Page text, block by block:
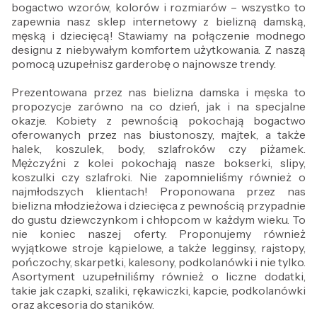
bogactwo wzorów, kolorów i rozmiarów – wszystko to
zapewnia nasz sklep internetowy z bielizną damską,
męską i dziecięcą! Stawiamy na połączenie modnego
designu z niebywałym komfortem użytkowania. Z naszą
pomocą uzupełnisz garderobę o najnowsze trendy.
Prezentowana przez nas bielizna damska i męska to
propozycje zarówno na co dzień, jak i na specjalne
okazje. Kobiety z pewnością pokochają bogactwo
oferowanych przez nas biustonoszy, majtek, a także
halek, koszulek, body, szlafroków czy piżamek.
Mężczyźni z kolei pokochają nasze bokserki, slipy,
koszulki czy szlafroki. Nie zapomnieliśmy również o
najmłodszych klientach! Proponowana przez nas
bielizna młodzieżowa i dziecięca z pewnością przypadnie
do gustu dziewczynkom i chłopcom w każdym wieku. To
nie koniec naszej oferty. Proponujemy również
wyjątkowe stroje kąpielowe, a także legginsy, rajstopy,
pończochy, skarpetki, kalesony, podkolanówki i nie tylko.
Asortyment uzupełniliśmy również o liczne dodatki,
takie jak czapki, szaliki, rękawiczki, kapcie, podkolanówki
oraz akcesoria do staników.